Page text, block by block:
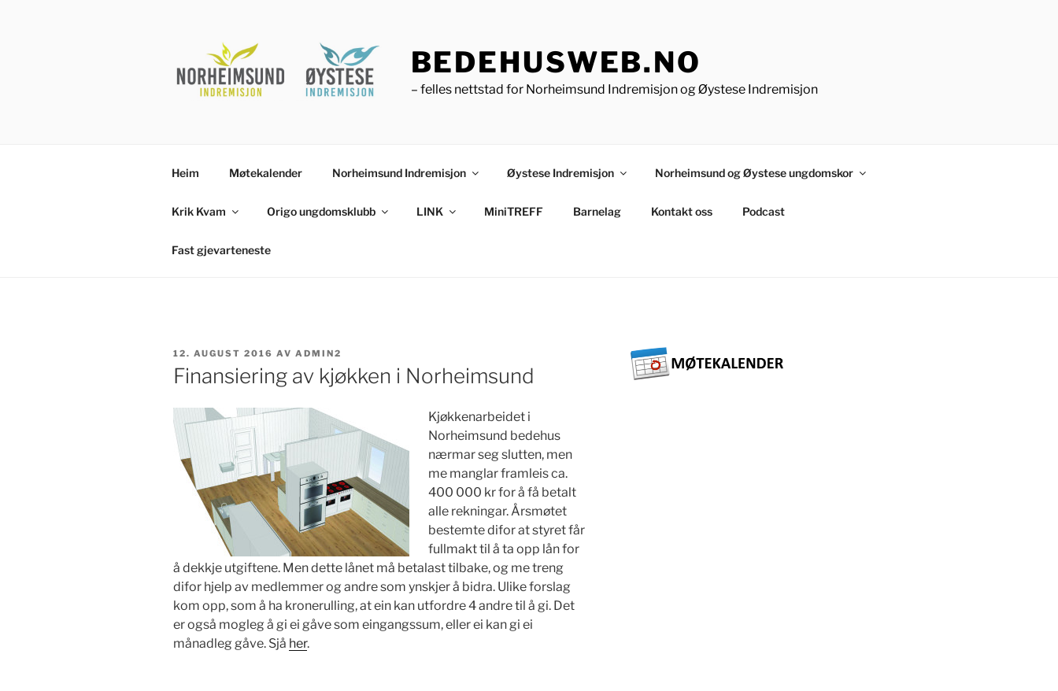
BEDEHUSWEB.NO
– felles nettstad for Norheimsund Indremisjon og Øystese Indremisjon
Heim Møtekalender Norheimsund Indremisjon Øystese Indremisjon Norheimsund og Øystese ungdomskor
Krik Kvam Origo ungdomsklubb LINK MiniTREFF Barnelag Kontakt oss Podcast
Fast gjevarteneste
PUBLISERT
12. AUGUST 2016 AV ADMIN2
Finansiering av kjøkken i Norheimsund
Kjøkkenarbeidet i
Norheimsund bedehus
nærmar seg slutten, men
me manglar framleis ca.
400 000 kr for å få betalt
alle rekningar. Årsmøtet
bestemte difor at styret får
fullmakt til å ta opp lån for
å dekkje utgiftene. Men dette lånet må betalast tilbake, og me treng
difor hjelp av medlemmer og andre som ynskjer å bidra. Ulike forslag
kom opp, som å ha kronerulling, at ein kan utfordre 4 andre til å gi. Det
er også mogleg å gi ei gåve som eingangssum, eller ei kan gi ei
månadleg gåve. Sjå her.